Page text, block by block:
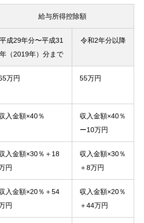
給与所得控除額
平成29年分〜平成31
年（2019年）分まで
令和2年分以降
万円 55万円
入金額×40％
収入金額×40％
ー10万円
入金額×30％＋18
円
収入金額×30％
＋8万円
入金額×20％＋54
円
収入金額×20％
＋44万円